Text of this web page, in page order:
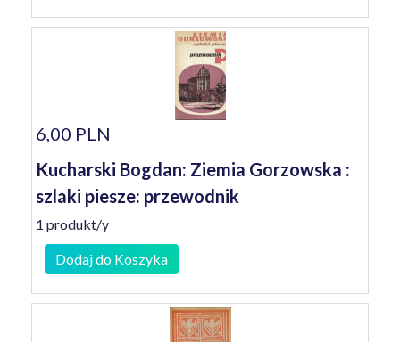
6,00 PLN
Kucharski Bogdan: Ziemia Gorzowska :
szlaki piesze: przewodnik
1 produkt/y
Dodaj do Koszyka